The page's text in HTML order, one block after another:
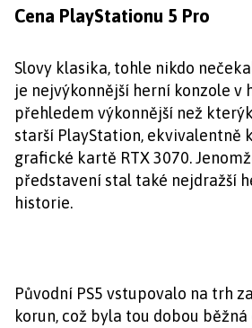
Cena PlayStationu 5 Pro
Slovy klasika, tohle nikdo
je nejvýkonnější herní konzole v
přehledem výkonnější než
starší PlayStation, ekvivalentně
grafické kartě RTX 3070.
představení stal také nejdražší
historie.
Původní PS5 vstupovalo na trh
korun, což byla tou dobou